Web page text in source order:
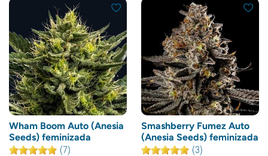
Wham Boom Auto (Anesia
Seeds) feminizada
(7)
Smashberry Fumez Auto
(Anesia Seeds) feminizada
(3)